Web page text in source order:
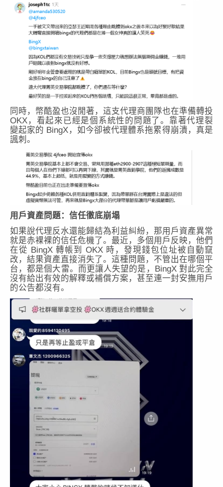
同時，幣酷盈也沒閒著，這支代理商團隊也在準備轉投
OKX，看起來已經是個系統性的問題了。靠著代理裂
變起家的 BingX，如今卻被代理體系拖累得崩潰，真是
諷刺。
用戶資產問題：信任徹底崩塌
如果說代理反水還能歸結為利益糾紛，那用戶資產異常
就是赤裸裸的信任危機了。最近，多個用戶反映，他們
在從 BingX 轉帳到 OKX 時，發現錢包位址被自動竄
改，結果資產直接消失了。這種問題，不管出在哪個平
台，都是個大雷。而更讓人失望的是，BingX 對此完全
沒有給出有效的解釋或補償方案，甚至連一封安撫用戶
的公告都沒有。